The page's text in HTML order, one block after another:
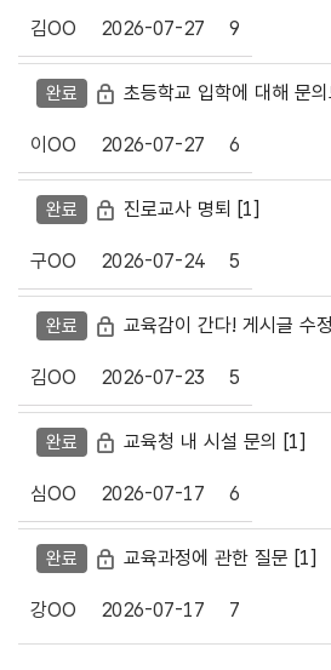
김OO 2026-07-27 9
완료 비밀글
초등학교 입학에 대해 문
이OO 2026-07-27 6
완료 비밀글
진로교사 명퇴 [1]
구OO 2026-07-24 5
완료 비밀글
교육감이 간다! 게시글 수정
김OO 2026-07-23 5
완료 비밀글
교육청 내 시설 문의 [1]
심OO 2026-07-17 6
완료 비밀글
교육과정에 관한 질문 [1]
강OO 2026-07-17 7